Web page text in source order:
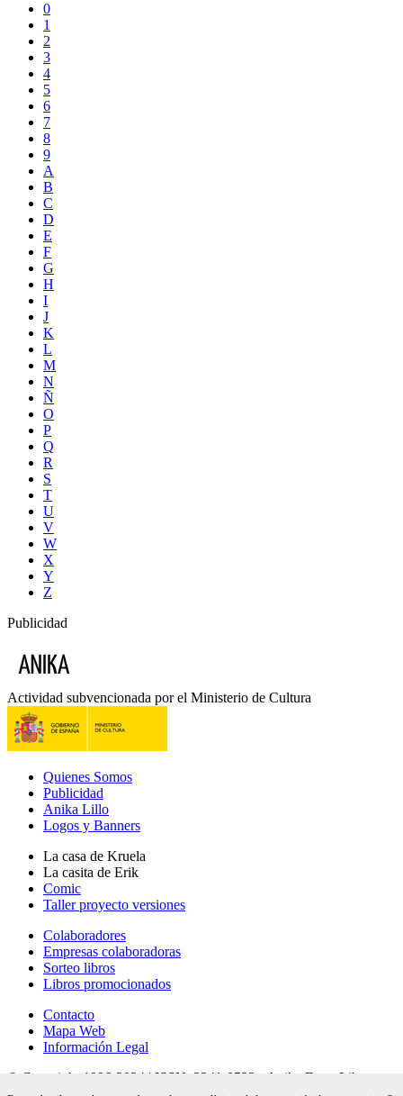
0
1
2
3
4
5
6
7
8
9
A
B
C
D
E
F
G
H
I
J
K
L
M
N
Ñ
O
P
Q
R
S
T
U
V
W
X
Y
Z
Publicidad
Actividad subvencionada por el Ministerio de Cultura
Quienes Somos
Publicidad
Anika Lillo
Logos y Banners
La casa de Kruela
La casita de Erik
Comic
Taller proyecto versiones
Colaboradores
Empresas colaboradoras
Sorteo libros
Libros promocionados
Contacto
Mapa Web
Información Legal
© Copyright 1996-2024 | ISSN: 2341-0523 - Anika Entre Libros